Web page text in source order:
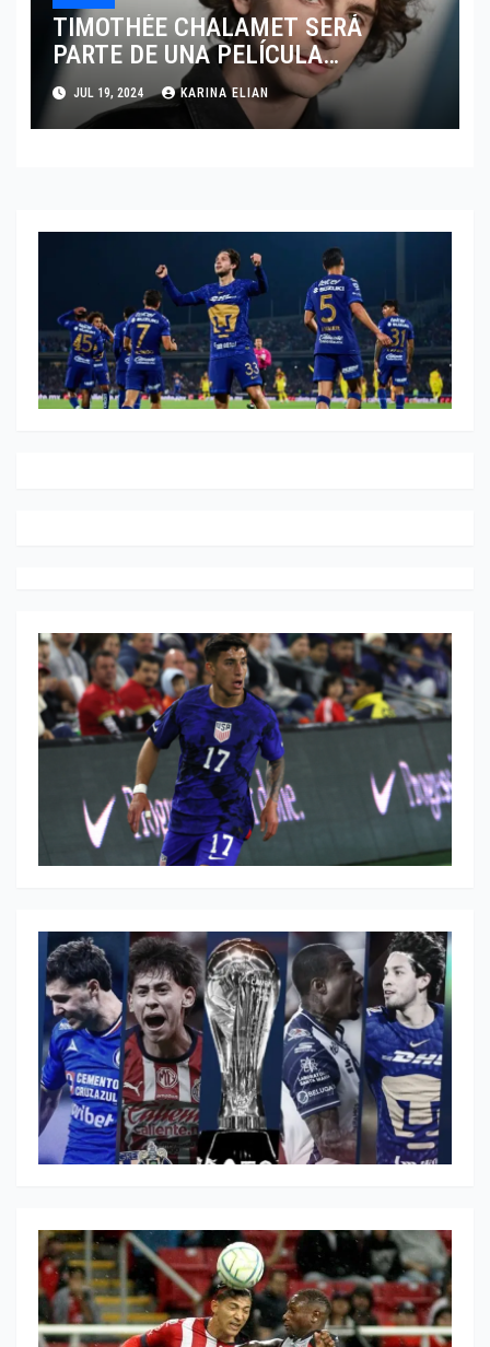
TIMOTHÉE CHALAMET SERÁ
PARTE DE UNA PELÍCULA
ADENTRADA EN EL MUNDO DEL
PING PONG
JUL 19, 2024 KARINA ELIAN